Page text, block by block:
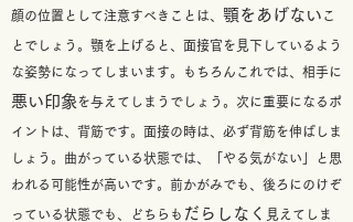
顔の位置として注意すべきことは、 顎をあげない こ
とでしょう。顎を上げると、面接官を見下しているよう
な姿勢になってしまいます。もちろんこれでは、相手に
悪い印象を与えてしまうでしょう。次に重要になるポ
イントは、背筋です。面接の時は、必ず背筋を伸ばしま
しょう。曲がっている状態では、「やる気がない」と思
われる可能性が高いです。 前かがみでも、後ろにのけぞ
っている状態でも、どちらも だらしなく 見えてしま